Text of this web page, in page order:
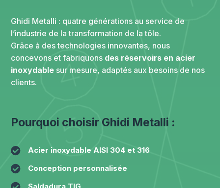
Ghidi Metalli : quatre générations au service de
l’industrie de la transformation de la tôle.
Grâce à des technologies innovantes, nous
concevons et fabriquons des réservoirs en acier
inoxydable sur mesure, adaptés aux besoins de nos
clients.
Pourquoi choisir Ghidi Metalli :
 Acier inoxydable AISI 304 et 316
 Conception personnalisée